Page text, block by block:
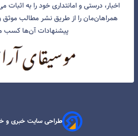
اخبار، درستی و امانتداری خود را به اثبات
همراهان‌مان را از طریق نشر مطالب موثق
پیشنهادات آن‌ها کسب
طراحی سایت خبری و